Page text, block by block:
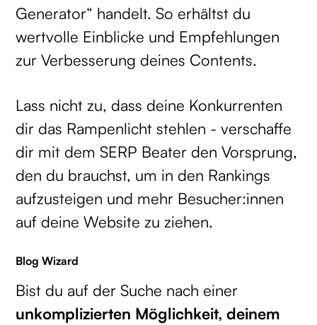
Generator“ handelt. So erhältst du
wertvolle Einblicke und Empfehlungen
zur Verbesserung deines Contents.
Lass nicht zu, dass deine Konkurrenten
dir das Rampenlicht stehlen - verschaffe
dir mit dem SERP Beater den Vorsprung,
den du brauchst, um in den Rankings
aufzusteigen und mehr Besucher:innen
auf deine Website zu ziehen.
Blog Wizard
Bist du auf der Suche nach einer
unkomplizierten Möglichkeit, deinem